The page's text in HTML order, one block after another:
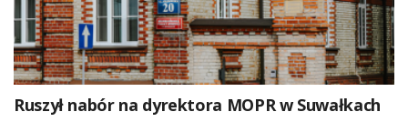
Ruszył nabór na dyrektora MOPR w Suwałkach